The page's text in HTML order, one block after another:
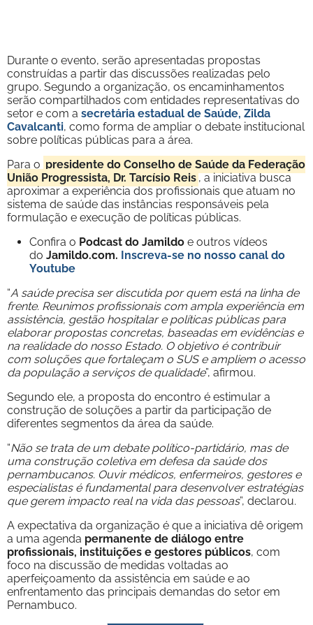
Durante o evento, serão apresentadas propostas
construídas a partir das discussões realizadas pelo
grupo. Segundo a organização, os encaminhamentos
serão compartilhados com entidades representativas do
setor e com a secretária estadual de Saúde, Zilda
Cavalcanti, como forma de ampliar o debate institucional
sobre políticas públicas para a área.
Para o presidente do Conselho de Saúde da Federação
União Progressista, Dr. Tarcísio Reis, a iniciativa busca
aproximar a experiência dos profissionais que atuam no
sistema de saúde das instâncias responsáveis pela
formulação e execução de políticas públicas.
Confira o Podcast do Jamildo e outros vídeos
do Jamildo.com. Inscreva-se no nosso canal do
Youtube
“A saúde precisa ser discutida por quem está na linha de
frente. Reunimos profissionais com ampla experiência em
assistência, gestão hospitalar e políticas públicas para
elaborar propostas concretas, baseadas em evidências e
na realidade do nosso Estado. O objetivo é contribuir
com soluções que fortaleçam o SUS e ampliem o acesso
da população a serviços de qualidade”, afirmou.
Segundo ele, a proposta do encontro é estimular a
construção de soluções a partir da participação de
diferentes segmentos da área da saúde.
“Não se trata de um debate político-partidário, mas de
uma construção coletiva em defesa da saúde dos
pernambucanos. Ouvir médicos, enfermeiros, gestores e
especialistas é fundamental para desenvolver estratégias
que gerem impacto real na vida das pessoas”, declarou.
A expectativa da organização é que a iniciativa dê origem
a uma agenda permanente de diálogo entre
profissionais, instituições e gestores públicos, com
foco na discussão de medidas voltadas ao
aperfeiçoamento da assistência em saúde e ao
enfrentamento das principais demandas do setor em
Pernambuco.